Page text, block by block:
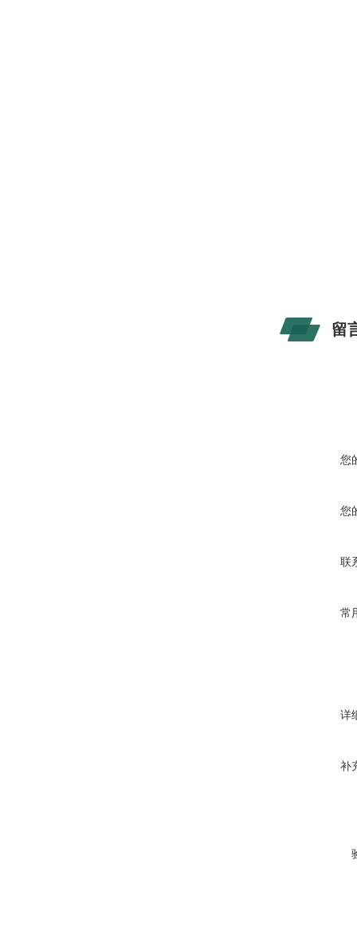
留
您
您
联
常
详
补